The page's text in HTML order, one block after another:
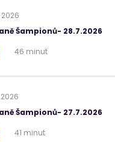
2026
Šampionů- 28.7.2026
46 minut
2026
Šampionů- 27.7.2026
41 minut